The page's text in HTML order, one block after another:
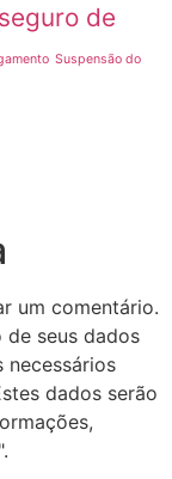
seguro de
Suspensão do
um comentário.
de seus dados
necessários
dados serão
".